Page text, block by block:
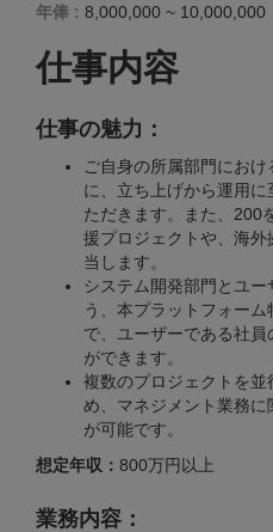
年俸 : 8,000,000 ~ 10,000,000
仕事内容
仕事の魅力：
ご自身の所属部門にお
に、立ち上げから運用
ただきます。また、200
援プロジェクトや、海
当します。
システム開発部門とユ
う、本プラットフォー
で、ユーザーである社
ができます。
複数のプロジェクトを
め、マネジメント業務に
が可能です。
想定年収： 800万円以上
業務内容：